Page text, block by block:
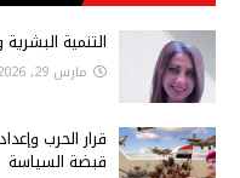
التنمية
مارس 29, 2026
قرار الحرب
قبضة السياسة